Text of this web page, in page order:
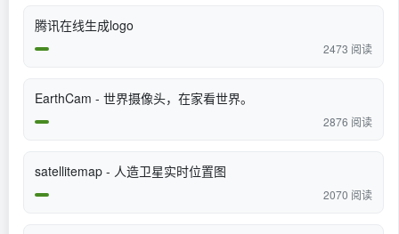
腾讯在线生成logo
2473 阅读
EarthCam - 世界摄像头，在家看世界。
2876 阅读
satellitemap - 人造卫星实时位置图
2070 阅读